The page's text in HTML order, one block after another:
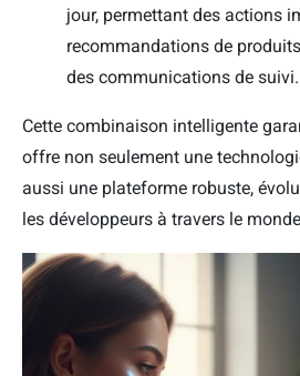
jour, permettant des actions
recommandations de
des communications de suivi.
Cette combinaison intelligente
offre non seulement une
aussi une plateforme robuste,
les développeurs à travers le